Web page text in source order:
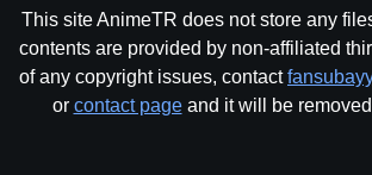
This site AnimeTR does not store any
contents are provided by non-affiliated
of any copyright issues, contact
or contact pageand it will be